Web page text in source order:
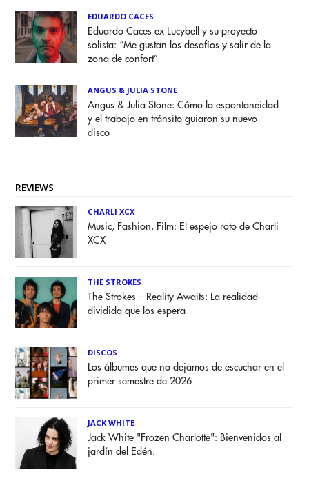
EDUARDO CACES
Eduardo Caces ex Lucybell y su proyecto
solista: “Me gustan los desafíos y salir de la
zona de confort”
ANGUS & JULIA STONE
Angus & Julia Stone: Cómo la espontaneidad
y el trabajo en tránsito guiaron su nuevo
disco
REVIEWS
CHARLI XCX
Music, Fashion, Film: El espejo roto de Charli
XCX
THE STROKES
The Strokes – Reality Awaits: La realidad
dividida que los espera
DISCOS
Los álbumes que no dejamos de escuchar en el
primer semestre de 2026
JACK WHITE
Jack White "Frozen Charlotte": Bienvenidos al
jardín del Edén.